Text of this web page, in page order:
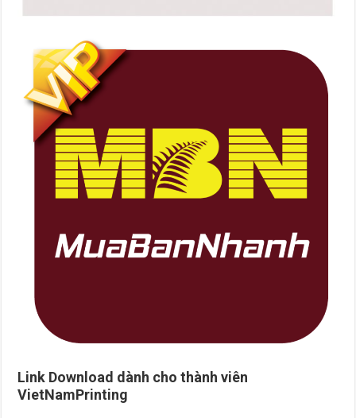
Link Download dành cho thành viên
VietNamPrinting